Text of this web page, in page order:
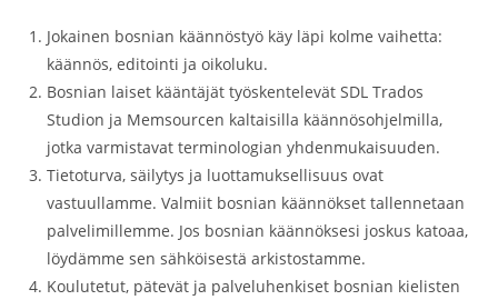
Jokainen bosnian käännöstyö käy läpi kolme vaihetta:
käännös, editointi ja oikoluku.
Bosnian laiset kääntäjät työskentelevät SDL Trados
Studion ja Memsourcen kaltaisilla käännösohjelmilla,
jotka varmistavat terminologian yhdenmukaisuuden.
Tietoturva, säilytys ja luottamuksellisuus ovat
vastuullamme. Valmiit bosnian käännökset tallennetaan
palvelimillemme. Jos bosnian käännöksesi joskus katoaa,
löydämme sen sähköisestä arkistostamme.
Koulutetut, pätevät ja palveluhenkiset bosnian kielisten